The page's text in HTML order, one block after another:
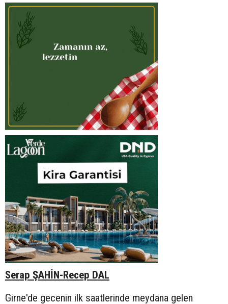
Serap ŞAHİN-Recep DAL
Girne'de gecenin ilk saatlerinde meydana gelen